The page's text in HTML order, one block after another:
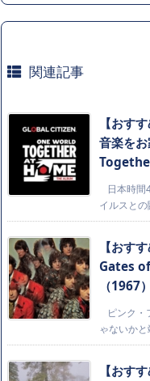
関連記事
【おす
音楽を
日本時
イルスと
【おす
Gates
（1967
ピンク・
ゃないか
【おす